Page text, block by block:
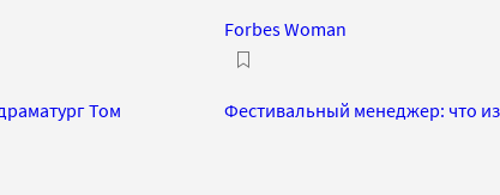
Том
Forbes Woman
Фестивальный менеджер: что